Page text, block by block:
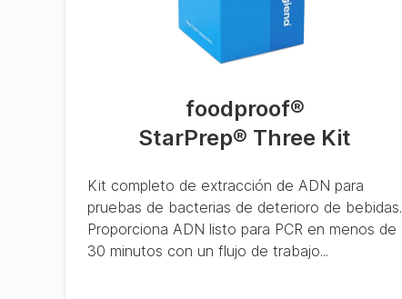
foodproof®
StarPrep® Three Kit
Kit completo de extracción de ADN para
pruebas de bacterias de deterioro de bebidas.
Proporciona ADN listo para PCR en menos de
30 minutos con un flujo de trabajo...